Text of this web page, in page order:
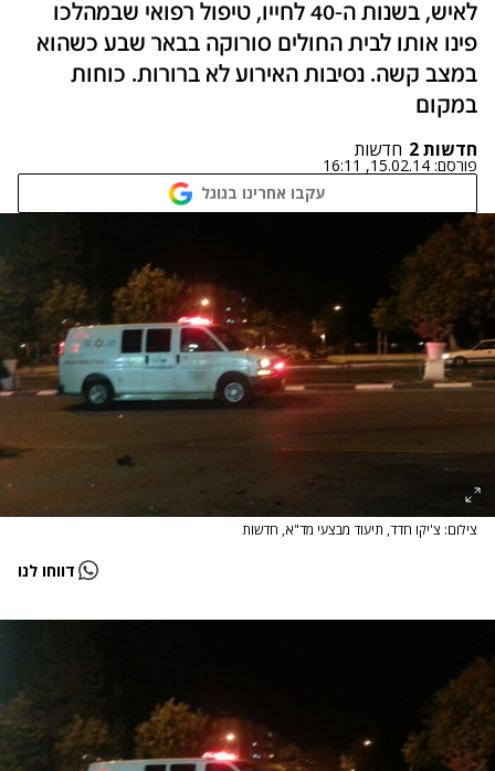
לאיש, בשנות ה-40 לחייו, טיפול רפואי שבמהלכו
פינו אותו לבית החולים סורוקה בבאר שבע כשהוא
במצב קשה. נסיבות האירוע לא ברורות. כוחות
במקום
חדשות 2 חדשות
פורסם: 15.02.14, 16:11
עקבו אחרינו בגוגל
צילום: צ'יקו חדד, תיעוד מבצעי מד"א, חדשות
דווחו לנו